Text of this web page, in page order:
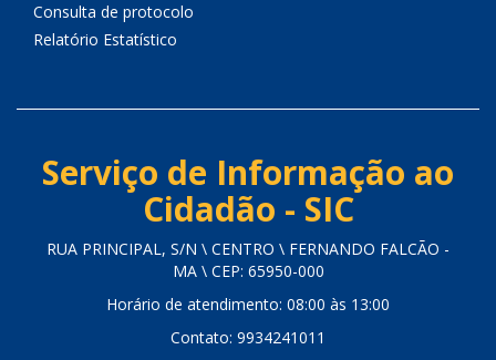
Consulta de protocolo
Relatório Estatístico
Serviço de Informação ao
Cidadão - SIC
RUA PRINCIPAL, S/N \ CENTRO \ FERNANDO FALCÃO -
MA \ CEP: 65950-000
Horário de atendimento: 08:00 às 13:00
Contato: 9934241011